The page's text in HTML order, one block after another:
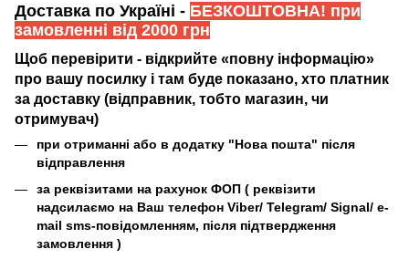
Доставка по Україні - БЕЗКОШТОВНА! при
замовленні від 2000 грн
Щоб перевірити - відкрийте «повну інформацію»
про вашу посилку і там буде показано, хто платник
за доставку (відправник, тобто магазин, чи
отримувач)
при отриманні або в додатку "Нова пошта" після
відправлення
за реквізитами на рахунок ФОП ( реквізити
надсилаємо на Ваш телефон Viber/ Telegram/ Signal/ e-
mail sms-повідомленням, після підтвердження
замовлення )